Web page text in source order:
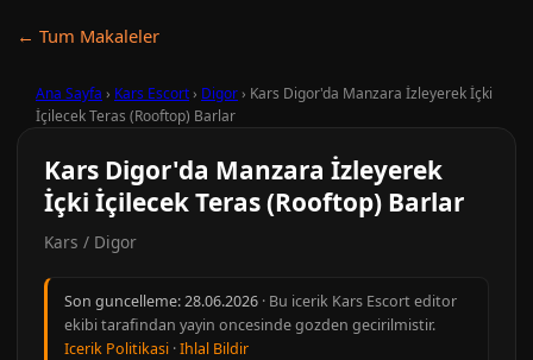
← Tum Makaleler
Ana Sayfa › Kars Escort› Digor› Kars Digor'da Manzara İzleyerek İçki
İçilecek Teras (Rooftop) Barlar
Kars Digor'da Manzara İzleyerek
İçki İçilecek Teras (Rooftop) Barlar
Kars / Digor
Son guncelleme:28.06.2026 · Bu icerik Kars Escort editor
ekibi tarafindan yayin oncesinde gozden gecirilmistir.
Icerik Politikasi ·Ihlal Bildir